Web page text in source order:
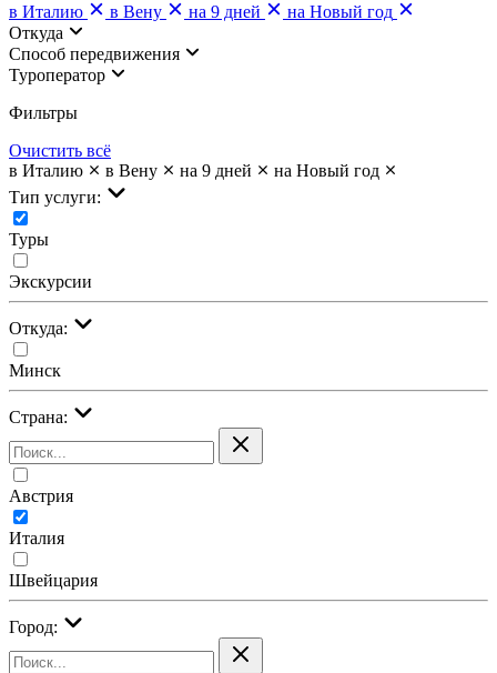
в Италию
в Вену на 9 дней
на Новый год
Откуда
Cпособ передвижения
Туроператор
Фильтры
Очистить всё
в Италию
в Вену на 9 дней
на Новый год
Тип услуги:
Туры
Экскурсии
Откуда:
Минск
Страна:
Австрия
Италия
Швейцария
Город: